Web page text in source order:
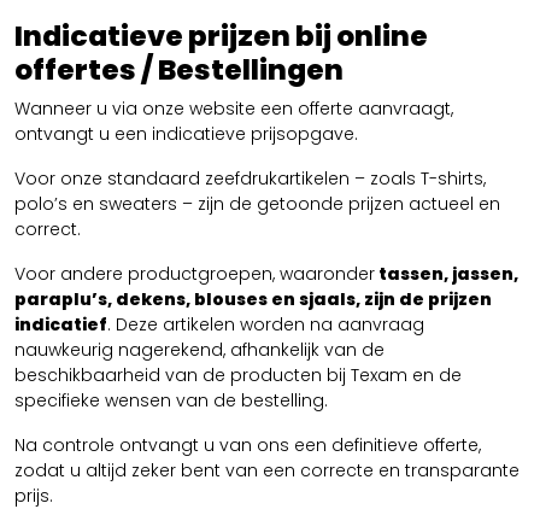
Indicatieve prijzen bij online
offertes / Bestellingen
Wanneer u via onze website een offerte aanvraagt,
ontvangt u een indicatieve prijsopgave.
Voor onze standaard zeefdrukartikelen – zoals T-shirts,
polo’s en sweaters – zijn de getoonde prijzen actueel en
correct.
Voor andere productgroepen, waaronder tassen, jassen,
paraplu’s, dekens, blouses en sjaals, zijn de prijzen
indicatief. Deze artikelen worden na aanvraag
nauwkeurig nagerekend, afhankelijk van de
beschikbaarheid van de producten bij Texam en de
specifieke wensen van de bestelling.
Na controle ontvangt u van ons een definitieve offerte,
zodat u altijd zeker bent van een correcte en transparante
prijs.